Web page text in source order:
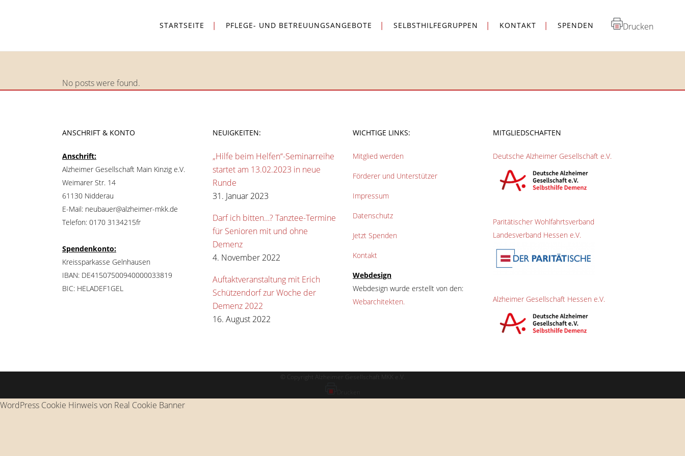
Drucken
STARTSEITE PFLEGE- UND BETREUUNGSANGEBOTE SELBSTHILFEGRUPPEN KONTAKT SPENDEN
No posts were found.
ANSCHRIFT & KONTO
Anschrift:
Alzheimer Gesellschaft Main Kinzig e.V.
Weimarer Str. 14
61130 Nidderau
E-Mail: neubauer@alzheimer-mkk.de
Telefon: 0170 3134215fr
Spendenkonto:
Kreissparkasse Gelnhausen
IBAN: DE41507500940000033819
BIC: HELADEF1GEL
NEUIGKEITEN:
„Hilfe beim Helfen“-Seminarreihe
startet am 13.02.2023 in neue
Runde
31. Januar 2023
Darf ich bitten…? Tanztee-Termine
für Senioren mit und ohne
Demenz
4. November 2022
Auftaktveranstaltung mit Erich
Schützendorf zur Woche der
Demenz 2022
16. August 2022
WICHTIGE LINKS:
Mitglied werden
Förderer und Unterstützer
Impressum
Datenschutz
Jetzt Spenden
Kontakt
Webdesign
Webdesign wurde erstellt von den:
Webarchitekten.
MITGLIEDSCHAFTEN
Deutsche Alzheimer Gesellschaft e.V.
Paritätischer Wohlfahrtsverband
Landesverband Hessen e.V.
Alzheimer Gesellschaft Hessen e.V.
© Copyright Alzheimer Gesellschaft MKK e.V.
WordPress Cookie Hinweis von Real Cookie Banner